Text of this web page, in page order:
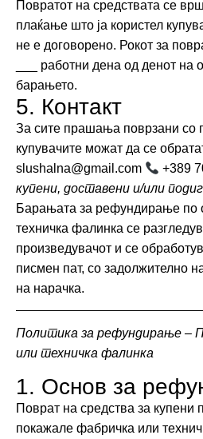
Повратот на средствата се
плаќање што ја користел
не е договорено. Рокот за
___ работни дена од денот на
барањето.
5. Контакт
За сите прашања поврзани со
купувачите можат да се
slushalna@gmail.com
+389
купени, доставени и/или
Барањата за рефундирање по
техничка фалинка се
произведувачот и се
писмен пат, со задолжително
на нарачка.
Политика за рефундирање –
или техничка фалинка
1. Основ за
Поврат на средства за купени
покажале фабричка или